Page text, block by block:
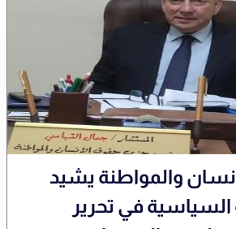
والمواطنة يشيد
السياسية في تحرير